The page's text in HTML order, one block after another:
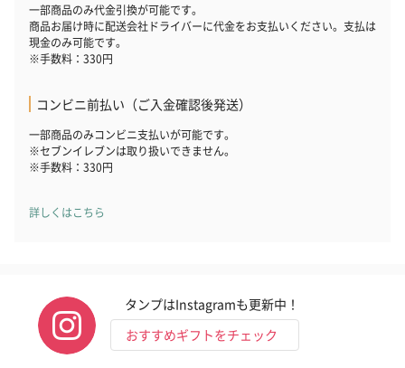
一部商品のみ代金引換が可能です。
商品お届け時に配送会社ドライバーに代金をお支払いください。支払は
現金のみ可能です。
※手数料：330円
コンビニ前払い（ご入金確認後発送）
一部商品のみコンビニ支払いが可能です。
※セブンイレブンは取り扱いできません。
※手数料：330円
詳しくはこちら
タンプはInstagramも更新中！
おすすめギフトをチェック